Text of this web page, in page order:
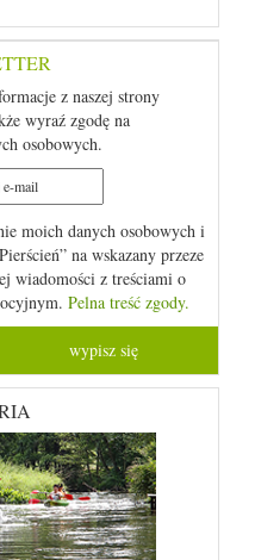
z naszej strony
wyraź zgodę na
osobowych.
moich danych osobowych i
na wskazany przeze
wiadomości z treściami o
Pelna treść zgody.